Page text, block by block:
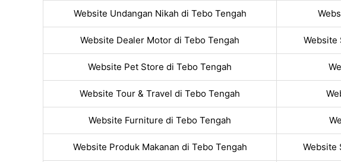
Website Undangan Nikah di Tebo Tengah
Website Dealer Motor di Tebo Tengah Website
Website Pet Store di Tebo Tengah
Website Tour & Travel di Tebo Tengah
Website Furniture di Tebo Tengah
Website Produk Makanan di Tebo Tengah Website